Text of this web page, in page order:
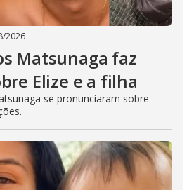
2026
Matsunaga faz
Elize e a filha
se pronunciaram sobre